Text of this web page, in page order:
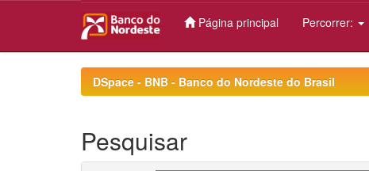
Página principal Percorrer:
DSpace - BNB - Banco do Nordeste do Brasil
Pesquisar